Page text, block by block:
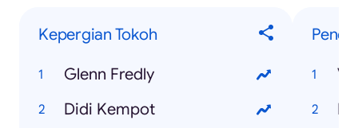
Kepergian Tokoh
Glenn Fredly
Didi Kempot